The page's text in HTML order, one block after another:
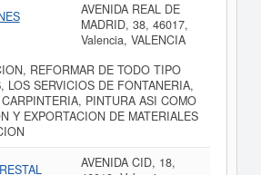
AVENIDA REAL DE
MADRID, 38, 46017,
Valencia, VALENCIA
REFORMAR DE TODO TIPO
LOS SERVICIOS DE FONTANERIA,
PINTURA ASI COMO
Y EXPORTACION DE MATERIALES
AVENIDA CID, 18,